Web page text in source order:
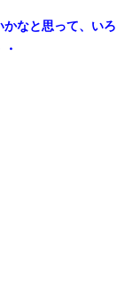
かなと思って、いろ